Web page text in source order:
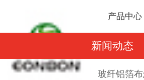
产品中心
新闻动态
玻纤铝箔布